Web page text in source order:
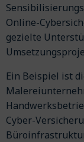
Online-
gezielte
Ein Beispiel ist
Cyber-